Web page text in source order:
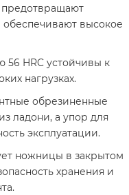
предотвращают
обеспечивают высокое
HRC устойчивы к
нагрузках.
обрезиненные
ладони, а упор для
эксплуатации.
ножницы в закрытом
хранения и